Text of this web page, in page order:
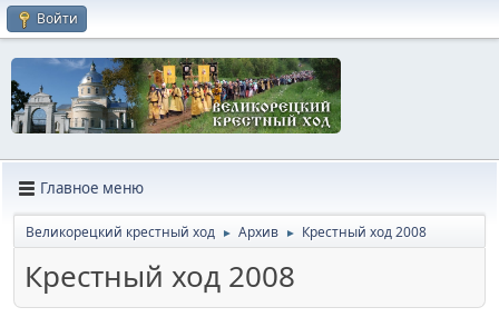
Войти
Главное меню
Великорецкий крестный ход ► Архив ► Крестный ход 2008
Крестный ход 2008